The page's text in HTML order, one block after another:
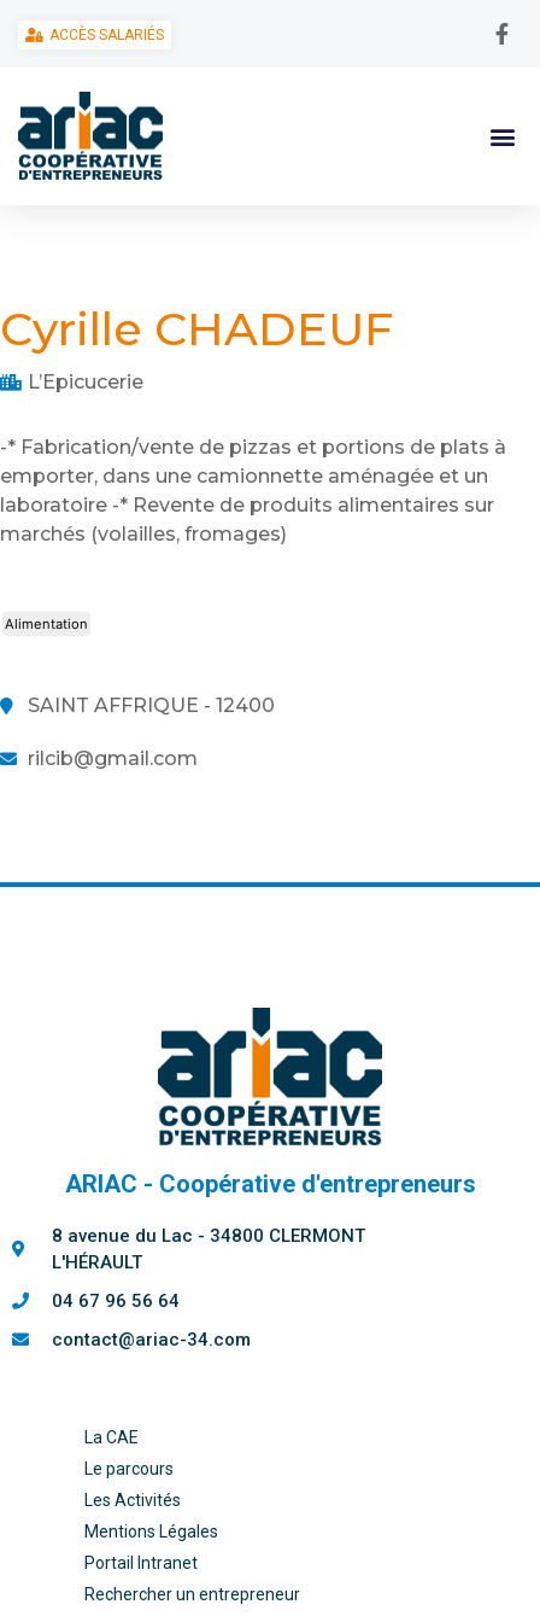
ACCÈS SALARIÉS
Cyrille CHADEUF
L’Epicucerie
-* Fabrication/vente de pizzas et portions de plats à
emporter, dans une camionnette aménagée et un
laboratoire -* Revente de produits alimentaires sur
marchés (volailles, fromages)
Alimentation
SAINT AFFRIQUE - 12400
rilcib@gmail.com
ARIAC - Coopérative d'entrepreneurs
8 avenue du Lac - 34800 CLERMONT
L'HÉRAULT
04 67 96 56 64
contact@ariac-34.com
La CAE
Le parcours
Les Activités
Mentions Légales
Portail Intranet
Rechercher un entrepreneur